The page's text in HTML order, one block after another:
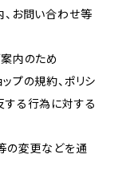
、お問い合わせ等
案内のため
プの規約、ポリシ
する行為に対する
の変更などを通